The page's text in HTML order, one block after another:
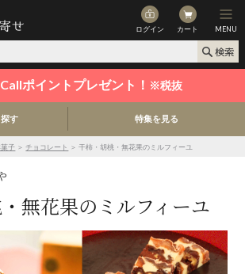
ログイン カート MENU
ポイントプレゼント！ ※税抜
す 特集を見る
子 ＞チョコレート ＞ 干柿・胡桃・無花果のミルフィーユ
無花果のミルフィーユ